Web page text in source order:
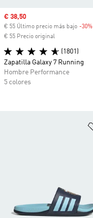
Precio de venta
€ 38,50
€ 55 Último precio más bajo -30%
€ 55 Precio original
(1801)
Zapatilla Galaxy 7 Running
Hombre Performance
5 colores